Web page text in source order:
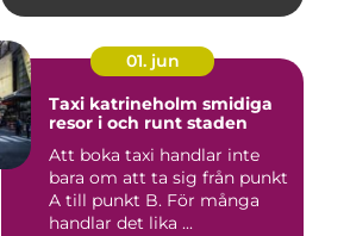
01. jun
Taxi katrineholm smidiga
resor i och runt staden
Att boka taxi handlar inte
bara om att ta sig från punkt
A till punkt B. För många
handlar det lika ...